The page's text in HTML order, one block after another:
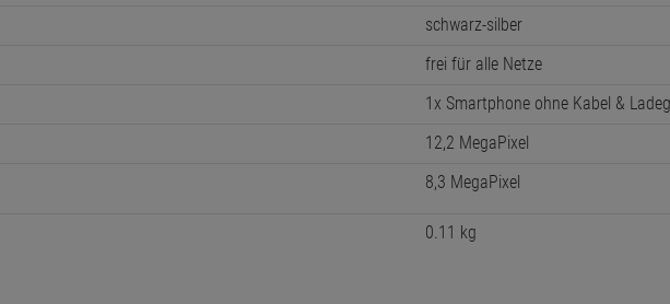
schwarz-silber
frei für alle Netze
1x Smartphone ohne Kabel &
12,2 MegaPixel
8,3 MegaPixel
0.11 kg